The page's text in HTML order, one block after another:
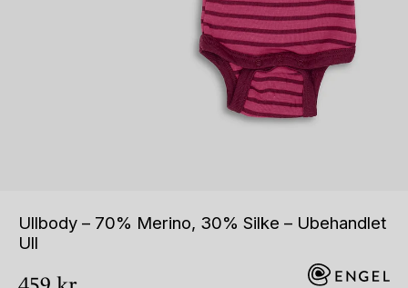
Ullbody – 70% Merino, 30% Silke – Ubehandlet
Ull